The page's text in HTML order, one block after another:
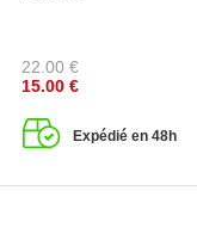
22.00 €
15.00 €
Expédié en 48h